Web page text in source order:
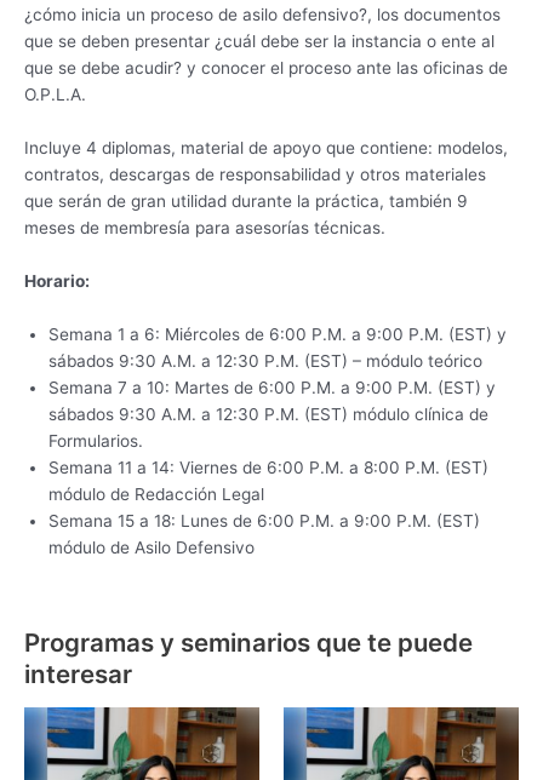
¿cómo inicia un proceso de asilo defensivo?, los documentos
que se deben presentar ¿cuál debe ser la instancia o ente al
que se debe acudir? y conocer el proceso ante las oficinas de
O.P.L.A.
Incluye 4 diplomas, material de apoyo que contiene: modelos,
contratos, descargas de responsabilidad y otros materiales
que serán de gran utilidad durante la práctica, también 9
meses de membresía para asesorías técnicas.
Horario:
Semana 1 a 6: Miércoles de 6:00 P.M. a 9:00 P.M. (EST) y
sábados 9:30 A.M. a 12:30 P.M. (EST) – módulo teórico
Semana 7 a 10: Martes de 6:00 P.M. a 9:00 P.M. (EST) y
sábados 9:30 A.M. a 12:30 P.M. (EST) módulo clínica de
Formularios.
Semana 11 a 14: Viernes de 6:00 P.M. a 8:00 P.M. (EST)
módulo de Redacción Legal
Semana 15 a 18: Lunes de 6:00 P.M. a 9:00 P.M. (EST)
módulo de Asilo Defensivo
Programas y seminarios que te puede
interesar